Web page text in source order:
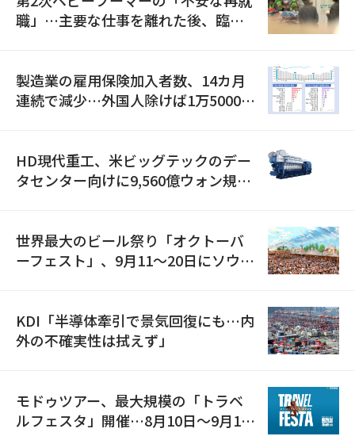
職」…主要な仕事を離れた後、臨時
製造業の雇用保険加入者数、14カ月
連続で減少…外国人除けば1万5000人
HD現代重工、米ビッグテックのデー
タセンター向けに9,560億ウォン規模
世界最大のビール祭り「オクトーバ
ーフェスト」、9月11〜20日にソウル
KDI「半導体牽引で景気回復にも…内
外の不確実性は拭えず」
モドゥツアー、最大規模の「トラベ
ルフェスタ」開催…8月10日～9月11